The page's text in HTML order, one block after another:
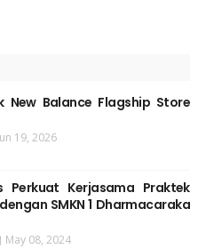
New Balance Flagship Store
19, 2026
Perkuat Kerjasama Praktek
SMKN 1 Dharmacaraka
May 08, 2024